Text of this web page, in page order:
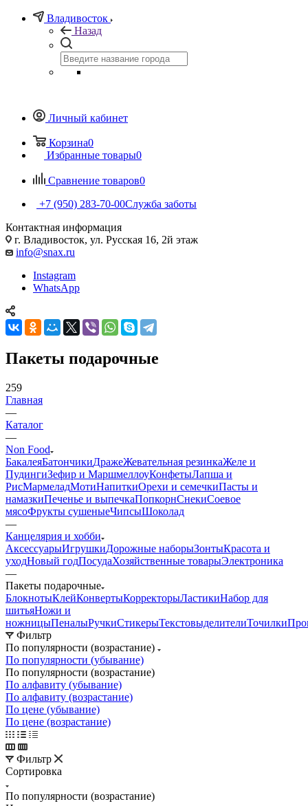
Владивосток
Назад
Личный кабинет
Корзина0
Избранные товары0
Сравнение товаров0
+7 (950) 283-70-00Служба заботы
Контактная информация
г. Владивосток, ул. Русская 16, 2й этаж
info@snax.ru
Instagram
WhatsApp
Пакеты подарочные
259
Главная
—
Каталог
—
Non Food
БакалеяБатончикиДражеЖевательная резинкаЖеле и
ПудингиЗефир и МаршмеллоуКонфетыЛапша и
РисМармеладМотиНапиткиОрехи и семечкиПасты и
намазкиПеченье и выпечкаПопкорнСнекиСоевое
мясоФрукты сушеныеЧипсыШоколад
—
Канцелярия и хобби
АксессуарыИгрушкиДорожные наборыЗонтыКрасота и
уходНовый годПосудаХозяйственные товарыЭлектроника
—
Пакеты подарочные
БлокнотыКлейКонвертыКорректорыЛастикиНабор для
шитьяНожи и
ножницыПеналыРучкиСтикерыТекстовыделителиТочилки
Фильтр
По популярности (возрастание)
По популярности (убывание)
По популярности (возрастание)
По алфавиту (убывание)
По алфавиту (возрастание)
По цене (убывание)
По цене (возрастание)
Фильтр
Сортировка
По популярности (возрастание)